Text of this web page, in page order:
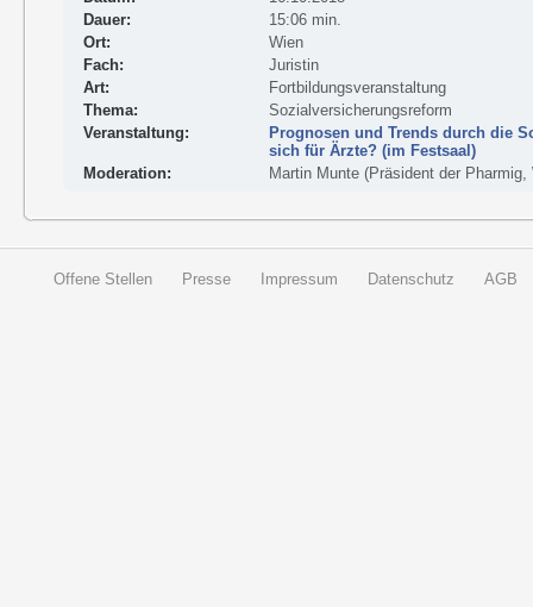
Dauer:
15:06 min.
Ort:
Wien
Fach:
Juristin
Art:
Fortbildungsveranstaltung
Thema:
Sozialversicherungsreform
Veranstaltung:
Prognosen und Trends durch die
sich für Ärzte? (im Festsaal)
Moderation:
Martin Munte (Präsident der Pharmig,
Offene Stellen Presse Impressum Datenschutz AGB